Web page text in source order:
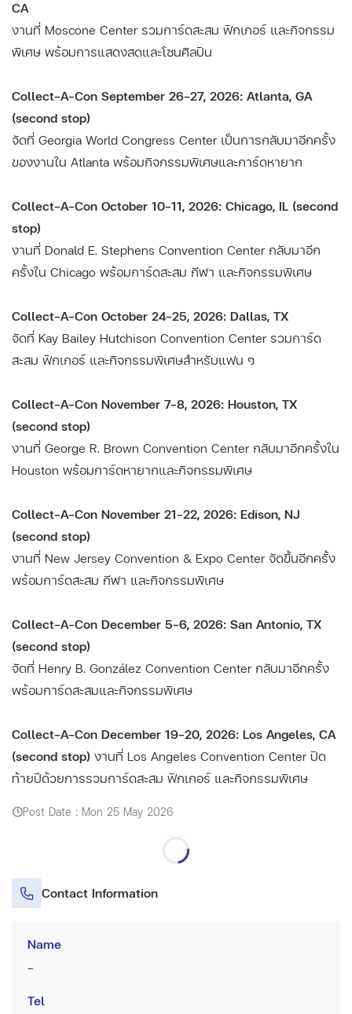
CA
งานที่ Moscone Center รวมการ์ดสะสม ฟิกเกอร์ และกิจกรรม
พิเศษ พร้อมการแสดงสดและโซนศิลปิน
Collect-A-Con September 26–27, 2026: Atlanta, GA
(second stop)
จัดที่ Georgia World Congress Center เป็นการกลับมาอีกครั้ง
ของงานใน Atlanta พร้อมกิจกรรมพิเศษและการ์ดหายาก
Collect-A-Con October 10–11, 2026: Chicago, IL (second
stop)
งานที่ Donald E. Stephens Convention Center กลับมาอีก
ครั้งใน Chicago พร้อมการ์ดสะสม กีฬา และกิจกรรมพิเศษ
Collect-A-Con October 24–25, 2026: Dallas, TX
จัดที่ Kay Bailey Hutchison Convention Center รวมการ์ด
สะสม ฟิกเกอร์ และกิจกรรมพิเศษสำหรับแฟน ๆ
Collect-A-Con November 7–8, 2026: Houston, TX
(second stop)
งานที่ George R. Brown Convention Center กลับมาอีกครั้งใน
Houston พร้อมการ์ดหายากและกิจกรรมพิเศษ
Collect-A-Con November 21–22, 2026: Edison, NJ
(second stop)
งานที่ New Jersey Convention & Expo Center จัดขึ้นอีกครั้ง
พร้อมการ์ดสะสม กีฬา และกิจกรรมพิเศษ
Collect-A-Con December 5–6, 2026: San Antonio, TX
(second stop)
จัดที่ Henry B. González Convention Center กลับมาอีกครั้ง
พร้อมการ์ดสะสมและกิจกรรมพิเศษ
Collect-A-Con December 19–20, 2026: Los Angeles, CA
(second stop) งานที่ Los Angeles Convention Center ปิด
ท้ายปีด้วยการรวมการ์ดสะสม ฟิกเกอร์ และกิจกรรมพิเศษ
Post Date : Mon 25 May 2026
Contact Information
Name
-
Tel